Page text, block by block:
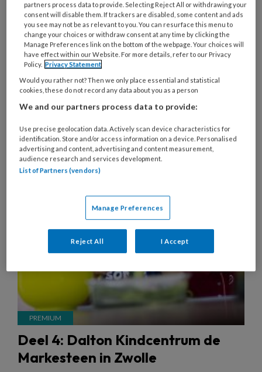
Samenwerken binnen een Integraal Kindcentrum
(IKC) lijkt vanzelfsprekend, maar hoe zit dit
eigenlijk in de praktijk? Uit een poll op onze sociale
media bleek dat echte samenwerking vaak ver te
zoeken is. Er wordt hoogstens even naar elkaar
gegroet in de gang. Waardoor komt dit?
5 JULI 2024 ACHTERGROND IKC'S
Deel 4: Dalton Kindcentrum de
Markesteen in Zwolle
partners process data to provide. Selecting Reject All or withdrawing your
consent will disable them. If trackers are disabled, some content and ads
you see may not be as relevant to you. You can resurface this menu to
change your choices or withdraw consent at any time by clicking the
Manage Preferences link on the bottom of the webpage. Your choices will
have effect within our Website. For more details, refer to our Privacy
Policy. Privacy Statement
Would you rather not? Then we only place essential and statistical
cookies, these do not record any data about you as a person
We and our partners process data to provide:
Use precise geolocation data. Actively scan device characteristics for
identification. Store and/or access information on a device. Personalised
advertising and content, advertising and content measurement,
audience research and services development.
List of Partners (vendors)
Manage Preferences
Reject All I Accept